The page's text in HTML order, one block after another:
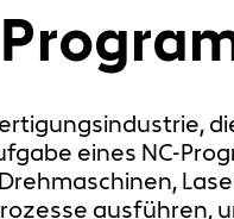
eines NC-
ausführen,